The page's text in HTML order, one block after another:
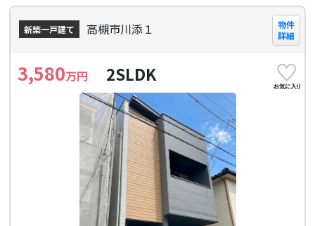
新築一戸建て 高槻市川添１
物件
詳細
3,580万円 2SLDK